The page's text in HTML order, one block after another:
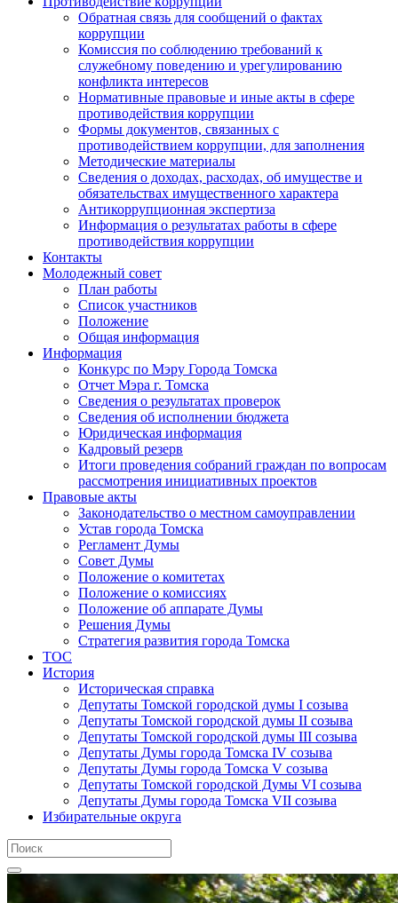
Обратная связь для сообщений о фактах
коррупции
Комиссия по соблюдению требований к
служебному поведению и урегулированию
конфликта интересов
Нормативные правовые и иные акты в сфере
противодействия коррупции
Формы документов, связанных с
противодействием коррупции, для заполнения
Методические материалы
Сведения о доходах, расходах, об имуществе и
обязательствах имущественного характера
Антикоррупционная экспертиза
Информация о результатах работы в сфере
противодействия коррупции
Контакты
Молодежный совет
План работы
Список участников
Положение
Общая информация
Информация
Конкурс по Мэру Города Томска
Отчет Мэра г. Томска
Сведения о результатах проверок
Сведения об исполнении бюджета
Юридическая информация
Кадровый резерв
Итоги проведения собраний граждан по вопросам
рассмотрения инициативных проектов
Правовые акты
Законодательство о местном самоуправлении
Устав города Томска
Регламент Думы
Совет Думы
Положение о комитетах
Положение о комиссиях
Положение об аппарате Думы
Решения Думы
Стратегия развития города Томска
ТОС
История
Историческая справка
Депутаты Томской городской думы I созыва
Депутаты Томской городской думы II созыва
Депутаты Томской городской думы III созыва
Депутаты Думы города Томска IV созыва
Депутаты Думы города Томска V созыва
Депутаты Томской городской Думы VI созыва
Депутаты Думы города Томска VII созыва
Избирательные округа